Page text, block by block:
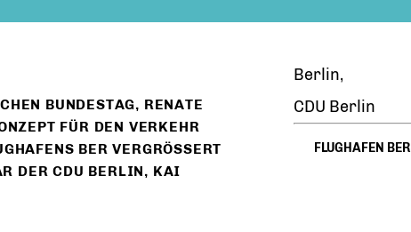
BUNDESTAG, RENATE
FÜR DEN VERKEHR
BER VERGRÖSSERT WE
DER CDU BERLIN, KAI
Berlin,
CDU Berlin
FLUGHAFEN BER